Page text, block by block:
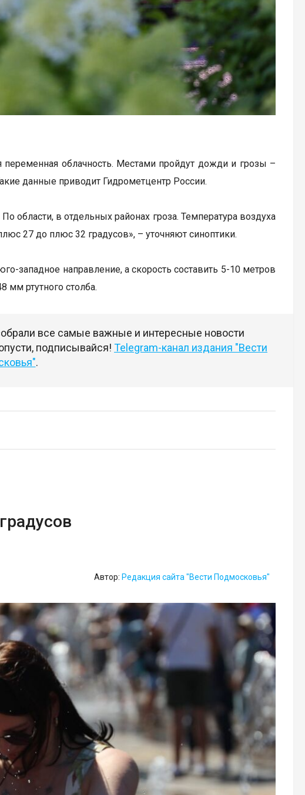
переменная облачность. Местами пройдут дожди и грозы –
данные приводит Гидрометцентр России.
в отдельных районах гроза. Температура воздуха
27 до плюс 32 градусов», – уточняют синоптики.
западное направление, а скорость составить 5-10 метров
мм ртутного столба.
все самые важные и интересные новости
подписывайся! Telegram-канал издания "Вести
.
Автор: Редакция сайта "Вести Подмосковья"